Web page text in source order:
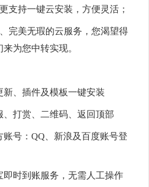
支持一键云安装，方便灵活；
完美无瑕的云服务，您渴望得
为您中转实现。
新、插件及模板一键安装
打赏、二维码、返回顶部
号：QQ、新浪及百度账号登
时到账服务，无需人工操作